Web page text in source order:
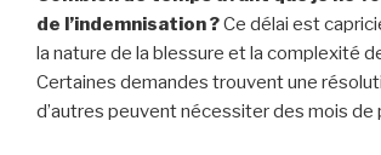
de l’indemnisation ?Ce délai est
la nature de la blessure et la complexité
Certaines demandes trouvent une
d’autres peuvent nécessiter des mois de